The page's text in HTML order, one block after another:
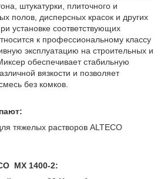
штукатурки, плиточного и
полов, дисперсных красок и других
установке соответствующих
к профессиональному классу
эксплуатацию на строительных и
обеспечивает стабильную
вязкости и позволяет
без комков.
тяжелых растворов ALTECO
MX 1400-2: